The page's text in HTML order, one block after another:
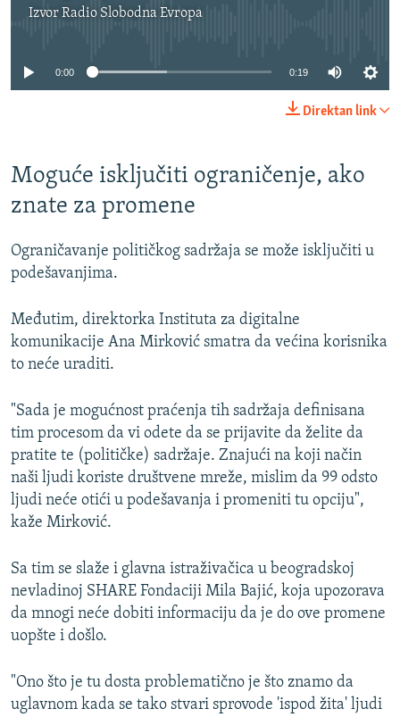
IzvorRadio Slobodna Evropa
No media source currently available
0:00 0:19
Direktan link
Moguće isključiti ograničenje, ako
znate za promene
Ograničavanje političkog sadržaja se može isključiti u
podešavanjima.
Međutim, direktorka Instituta za digitalne
komunikacije Ana Mirković smatra da većina korisnika
to neće uraditi.
"Sada je mogućnost praćenja tih sadržaja definisana
tim procesom da vi odete da se prijavite da želite da
pratite te (političke) sadržaje. Znajući na koji način
naši ljudi koriste društvene mreže, mislim da 99 odsto
ljudi neće otići u podešavanja i promeniti tu opciju",
kaže Mirković.
Sa tim se slaže i glavna istraživačica u beogradskoj
nevladinoj SHARE Fondaciji Mila Bajić, koja upozorava
da mnogi neće dobiti informaciju da je do ove promene
uopšte i došlo.
"Ono što je tu dosta problematično je što znamo da
uglavnom kada se tako stvari sprovode 'ispod žita' ljudi